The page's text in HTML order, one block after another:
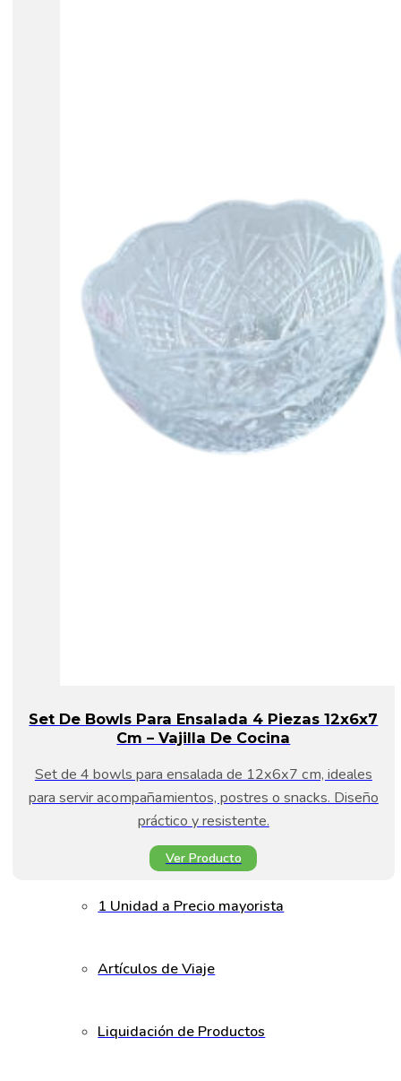
Set De Bowls Para Ensalada 4 Piezas 12x6x7
Cm – Vajilla De Cocina
Set de 4 bowls para ensalada de 12x6x7 cm, ideales
para servir acompañamientos, postres o snacks. Diseño
práctico y resistente.
Ver Producto
1 Unidad a Precio mayorista
Artículos de Viaje
Liquidación de Productos